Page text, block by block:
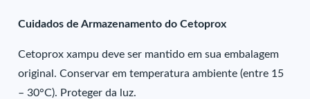
Cuidados de Armazenamento do Cetoprox
Cetoprox xampu deve ser mantido em sua embalagem
original. Conservar em temperatura ambiente (entre 15
– 30°C). Proteger da luz.